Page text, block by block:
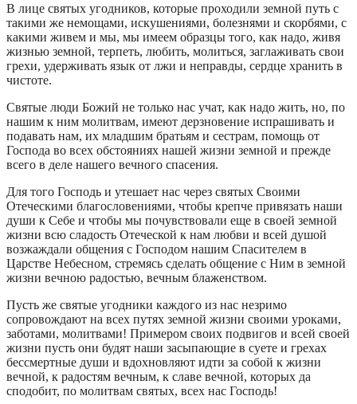
В лице святых угодников, которые проходили земной путь с
такими же немощами, искушениями, болезнями и скорбями, с
какими живем и мы, мы имеем образцы того, как надо, живя
жизнью земной, терпеть, любить, молиться, заглаживать свои
грехи, удерживать язык от лжи и неправды, сердце хранить в
чистоте.
Святые люди Божий не только нас учат, как надо жить, но, по
нашим к ним молитвам, имеют дерзновение испрашивать и
подавать нам, их младшим братьям и сестрам, помощь от
Господа во всех обстояниях нашей жизни земной и прежде
всего в деле нашего вечного спасения.
Для того Господь и утешает нас через святых Своими
Отеческими благословениями, чтобы крепче привязать наши
души к Себе и чтобы мы почувствовали еще в своей земной
жизни всю сладость Отеческой к нам любви и всей душой
возжаждали общения с Господом нашим Спасителем в
Царстве Небесном, стремясь сделать общение с Ним в земной
жизни вечною радостью, вечным блаженством.
Пусть же святые угодники каждого из нас незримо
сопровождают на всех путях земной жизни своими уроками,
заботами, молитвами! Примером своих подвигов и всей своей
жизни пусть они будят наши засыпающие в суете и грехах
бессмертные души и вдохновляют идти за собой к жизни
вечной, к радостям вечным, к славе вечной, которых да
сподобит, по молитвам святых, всех нас Господь!